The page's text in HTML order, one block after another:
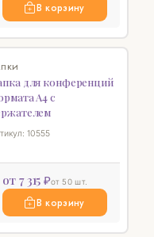
В корзину
для конференций
А4 с
10555
от 7 315 ₽от 50 шт.
В корзину